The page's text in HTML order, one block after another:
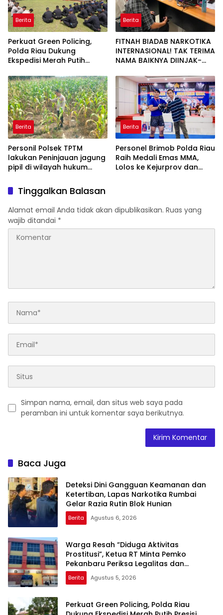
Berita
Perkuat Green Policing,
Polda Riau Dukung
Ekspedisi Merah Putih
Penanaman Mangrove
Berita
FITNAH BIADAB NARKOTIKA
INTERNASIONAL! TAK TERIMA
NAMA BAIKNYA DIINJAK-
DECLARE WAR: SIAP Bantai
DAN SERET AKUN PEMBUNUH
KARAKTER KE PENJARA
POLDA KEPRI!
Berita
Personil Polsek TPTM
lakukan Peninjauan jagung
pipil di wilayah hukum
Berita
Personel Brimob Polda Riau
Raih Medali Emas MMA,
Lolos ke Kejurprov dan
Tinggalkan Balasan
Alamat email Anda tidak akan dipublikasikan. Ruas yang
wajib ditandai *
Simpan nama, email, dan situs web saya pada
peramban ini untuk komentar saya berikutnya.
Baca Juga
Deteksi Dini Gangguan Keamanan dan
Ketertiban, Lapas Narkotika Rumbai
Gelar Razia Rutin Blok Hunian
Berita Agustus 6, 2026
Warga Resah “Diduga Aktivitas
Prostitusi”, Ketua RT Minta Pemko
Pekanbaru Periksa Legalitas dan
Aktivitas Z Homestay di Jalan Tanjung
Datuk
Berita Agustus 5, 2026
Perkuat Green Policing, Polda Riau